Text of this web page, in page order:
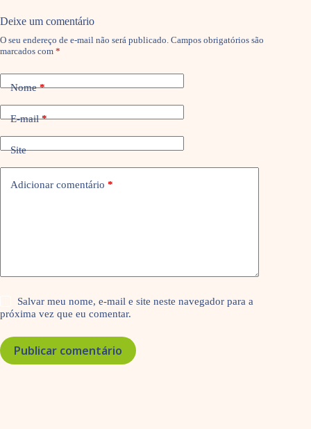
Deixe um comentário
O seu endereço de e-mail não será publicado. Campos obrigatórios são
marcados com *
Nome*
E-mail*
Site
Adicionar comentário *
Salvar meu nome, e-mail e site neste navegador para a
próxima vez que eu comentar.
Publicar comentário